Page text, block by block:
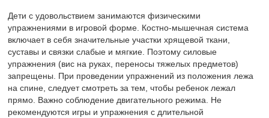
Дети с удовольствием занимаются физическими
упражнениями в игровой форме. Костно-мышечная система
включает в себя значительные участки хрящевой ткани,
суставы и связки слабые и мягкие. Поэтому силовые
упражнения (вис на руках, переносы тяжелых предметов)
запрещены. При проведении упражнений из положения лежа
на спине, следует смотреть за тем, чтобы ребенок лежал
прямо. Важно соблюдение двигательного режима. Не
рекомендуются игры и упражнения с длительной